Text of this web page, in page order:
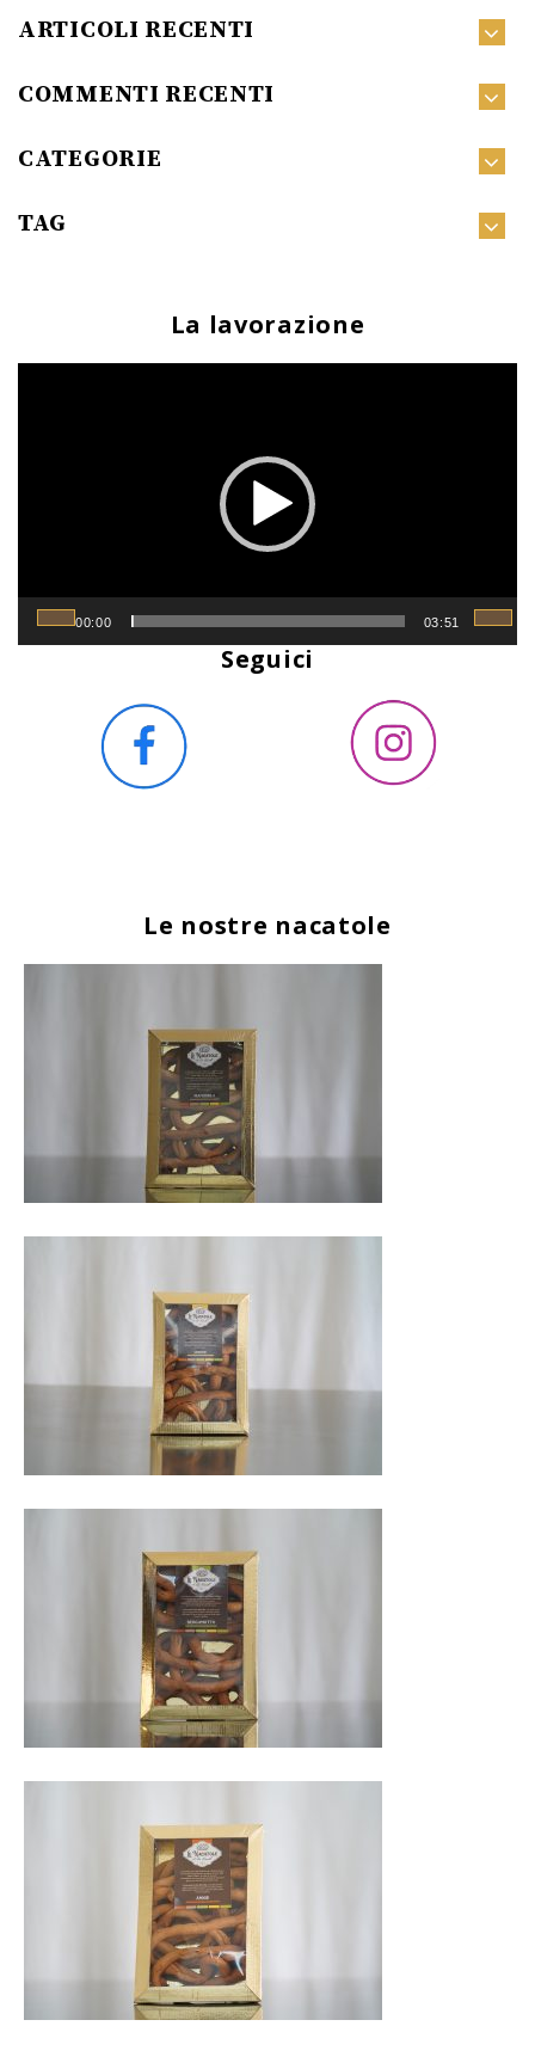
ARTICOLI RECENTI
COMMENTI RECENTI
CATEGORIE
TAG
La lavorazione
00:00 03:51
Seguici
Le nostre nacatole